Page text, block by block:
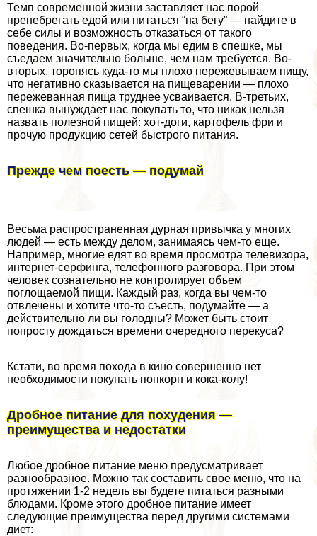
Темп современной жизни заставляет нас порой
пренебрегать едой или питаться “на бегу” — найдите в
себе силы и возможность отказаться от такого
поведения. Во-первых, когда мы едим в спешке, мы
съедаем значительно больше, чем нам требуется. Во-
вторых, торопясь куда-то мы плохо пережевываем пищу,
что негативно сказывается на пищеварении — плохо
пережеванная пища труднее усваивается. В-третьих,
спешка вынуждает нас покупать то, что никак нельзя
назвать полезной пищей: хот-доги, картофель фри и
прочую продукцию сетей быстрого питания.
Прежде чем поесть — подумай
Весьма распространенная дурная привычка у многих
людей — есть между делом, занимаясь чем-то еще.
Например, многие едят во время просмотра телевизора,
интернет-серфинга, телефонного разговора. При этом
человек сознательно не контролирует объем
поглощаемой пищи. Каждый раз, когда вы чем-то
отвлечены и хотите что-то съесть, подумайте — а
действительно ли вы голодны? Может быть стоит
попросту дождаться времени очередного перекуса?
Кстати, во время похода в кино совершенно нет
необходимости покупать попкорн и кока-колу!
Дробное питание для похудения —
преимущества и недостатки
Любое дробное питание меню предусматривает
разнообразное. Можно так составить свое меню, что на
протяжении 1-2 недель вы будете питаться разными
блюдами. Кроме этого дробное питание имеет
следующие преимущества перед другими системами
диет: